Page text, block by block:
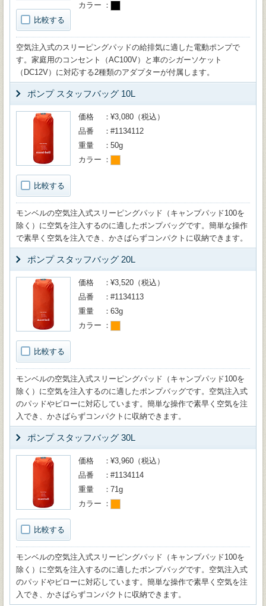
比較する
カラー
空気注入式のスリーピングパッドの給排気に適した電動ポンプで
す。家庭用のコンセント（AC100V）と車のシガーソケット
（DC12V）に対応する2種類のアダプターが付属します。
ポンプ スタッフバッグ 10L
比較する
価格
¥3,080（税込）
品番
#1134112
重量
50g
カラー
モンベルの空気注入式スリーピングパッド（キャンプパッド100を
除く）に空気を注入するのに適したポンプバッグです。簡単な操作
で素早く空気を注入でき、かさばらずコンパクトに収納できます。
ポンプ スタッフバッグ 20L
比較する
価格
¥3,520（税込）
品番
#1134113
重量
63g
カラー
モンベルの空気注入式スリーピングパッド（キャンプパッド100を
除く）に空気を注入するのに適したポンプバッグです。空気注入式
のパッドやピローに対応しています。簡単な操作で素早く空気を注
入でき、かさばらずコンパクトに収納できます。
ポンプ スタッフバッグ 30L
比較する
価格
¥3,960（税込）
品番
#1134114
重量
71g
カラー
モンベルの空気注入式スリーピングパッド（キャンプパッド100を
除く）に空気を注入するのに適したポンプバッグです。空気注入式
のパッドやピローに対応しています。簡単な操作で素早く空気を注
入でき、かさばらずコンパクトに収納できます。